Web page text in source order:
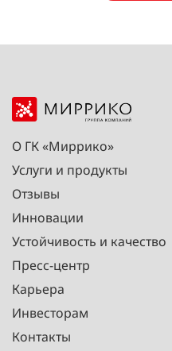
О ГК «Миррико»
Услуги и продукты
Отзывы
Инновации
Устойчивость и качество
Пресс-центр
Карьера
Инвесторам
Контакты